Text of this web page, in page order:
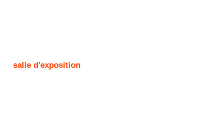
salle d'exposition